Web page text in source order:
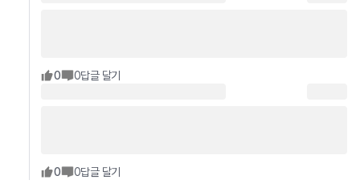
0 0답글 달기
0 0답글 달기